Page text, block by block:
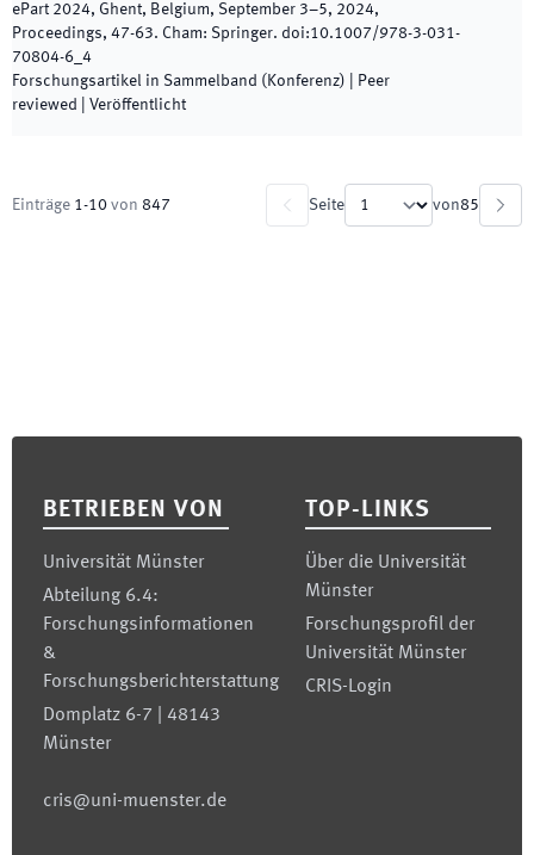
ePart 2024, Ghent, Belgium, September 3–5, 2024,
Proceedings, 47-63. Cham: Springer. doi:10.1007/978-3-031-
70804-6_4
Forschungsartikel in Sammelband (Konferenz) | Peer
reviewed
Veröffentlicht
Einträge 1-10 von 847 Seite von85
BETRIEBEN VON
Universität Münster
Abteilung 6.4:
Forschungsinformationen
&
Forschungsberichterstattung
Domplatz 6-7 | 48143
Münster
cris@uni-muenster.de
TOP-LINKS
Über die Universität
Münster
Forschungsprofil der
Universität Münster
CRIS-Login